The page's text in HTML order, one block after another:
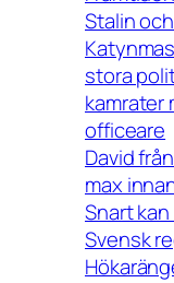
Stalin
stora
kamrater
officeare
David
max
Snart
Svensk